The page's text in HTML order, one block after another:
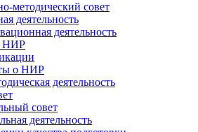
методический совет
деятельность
деятельность
НИР
о НИР
деятельность
совет
деятельность